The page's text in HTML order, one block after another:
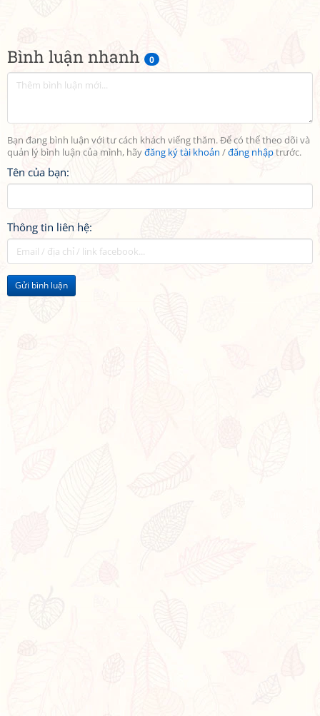
Bình luận nhanh 0
Bạn đang bình luận với tư cách khách viếng thăm. Để có thể theo dõi và
quản lý bình luận của mình, hãyđăng ký tài khoản /đăng nhậptrước.
Tên của bạn:
Thông tin liên hệ:
Gửi bình luận